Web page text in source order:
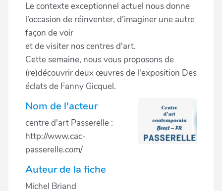
Le contexte exceptionnel actuel nous donne
l’occasion de réinventer, d’imaginer une autre
façon de voir
et de visiter nos centres d'art.
Cette semaine, nous vous proposons de
(re)découvrir deux œuvres de l'exposition Des
éclats de Fanny Gicquel.
Nom de l'acteur
centre d'art Passerelle :
http://www.cac-
passerelle.com/
Auteur de la fiche
Michel Briand